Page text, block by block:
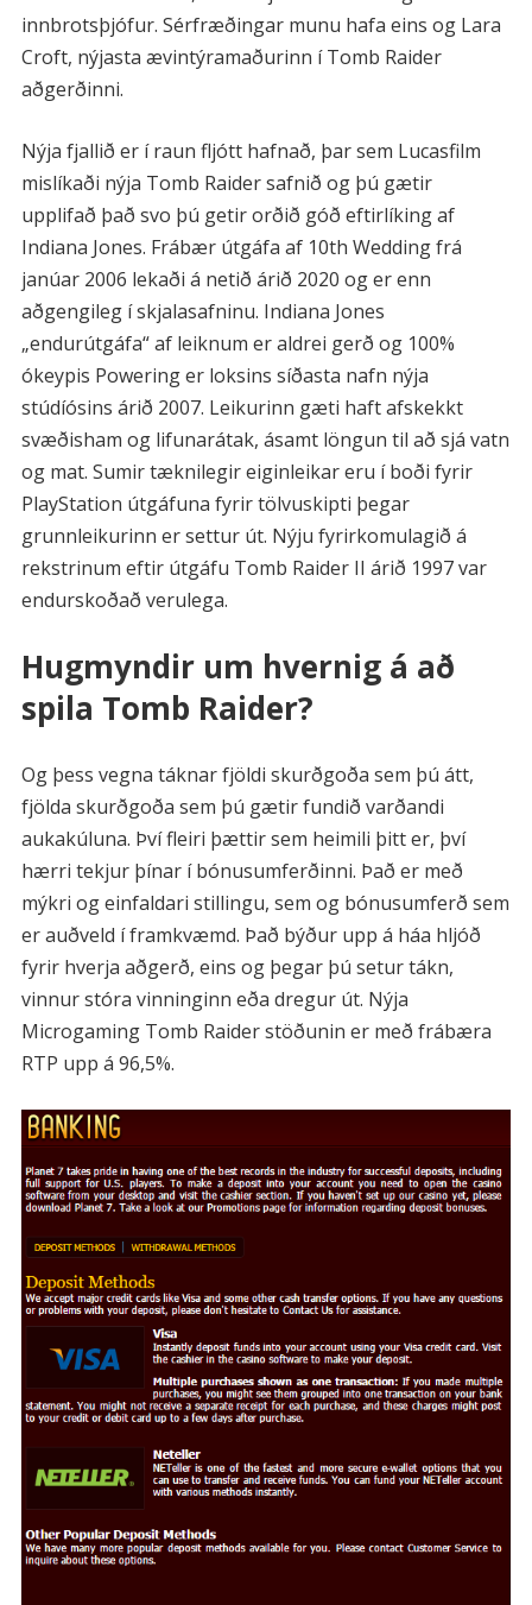
innbrotsþjófur. Sérfræðingar munu hafa eins og Lara
Croft, nýjasta ævintýramaðurinn í Tomb Raider
aðgerðinni.
Nýja fjallið er í raun fljótt hafnað, þar sem Lucasfilm
mislíkaði nýja Tomb Raider safnið og þú gætir
upplifað það svo þú getir orðið góð eftirlíking af
Indiana Jones. Frábær útgáfa af 10th Wedding frá
janúar 2006 lekaði á netið árið 2020 og er enn
aðgengileg í skjalasafninu. Indiana Jones
„endurútgáfa“ af leiknum er aldrei gerð og 100%
ókeypis Powering er loksins síðasta nafn nýja
stúdíósins árið 2007. Leikurinn gæti haft afskekkt
svæðisham og lifunarátak, ásamt löngun til að sjá vatn
og mat. Sumir tæknilegir eiginleikar eru í boði fyrir
PlayStation útgáfuna fyrir tölvuskipti þegar
grunnleikurinn er settur út. Nýju fyrirkomulagið á
rekstrinum eftir útgáfu Tomb Raider II árið 1997 var
endurskoðað verulega.
Hugmyndir um hvernig á að
spila Tomb Raider?
Og þess vegna táknar fjöldi skurðgoða sem þú átt,
fjölda skurðgoða sem þú gætir fundið varðandi
aukakúluna. Því fleiri þættir sem heimili þitt er, því
hærri tekjur þínar í bónusumferðinni. Það er með
mýkri og einfaldari stillingu, sem og bónusumferð sem
er auðveld í framkvæmd. Það býður upp á háa hljóð
fyrir hverja aðgerð, eins og þegar þú setur tákn,
vinnur stóra vinninginn eða dregur út. Nýja
Microgaming Tomb Raider stöðunin er með frábæra
RTP upp á 96,5%.